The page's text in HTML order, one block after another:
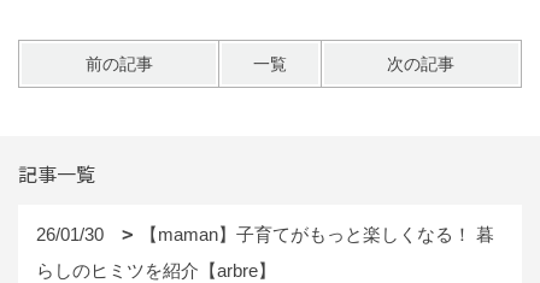
前の記事 一覧 次の記事
記事一覧
26/01/30
【maman】子育てがもっと楽しくなる！ 暮
らしのヒミツを紹介【arbre】